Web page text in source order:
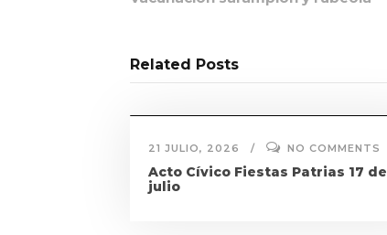
Related Posts
21 JULIO, 2026 NO COMMENTS
Acto Cívico Fiestas Patrias 17 de
julio